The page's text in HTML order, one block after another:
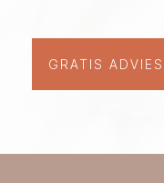
GRATIS ADVIES